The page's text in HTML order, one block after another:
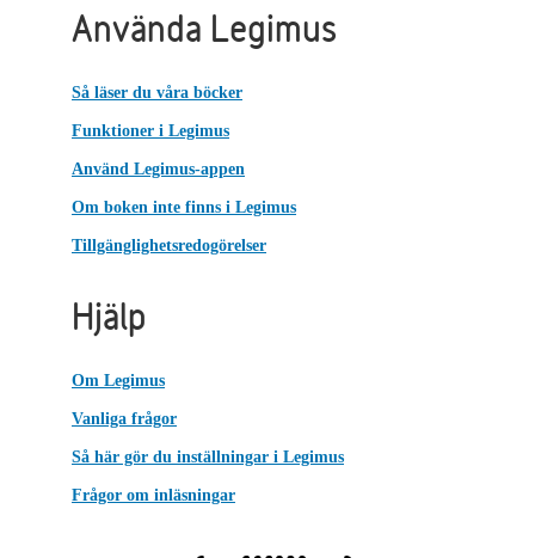
Använda Legimus
Så läser du våra böcker
Funktioner i Legimus
Använd Legimus-appen
Om boken inte finns i Legimus
Tillgänglighetsredogörelser
Hjälp
Om Legimus
Vanliga frågor
Så här gör du inställningar i Legimus
Frågor om inläsningar